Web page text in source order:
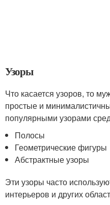
Узоры
Что касается узоров, то
простые и
популярными узорами
Полосы
Геометрические фигуры
Абстрактные узоры
Эти узоры часто
интерьеров и других